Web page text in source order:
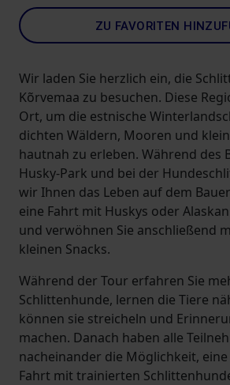
ZU FAVORITEN
Wir laden Sie herzlich ein, die
Kõrvemaa zu besuchen. Diese
Ort, um die estnische
dichten Wäldern, Mooren und
hautnah zu erleben. Während des
Husky-Park und bei der
wir Ihnen das Leben auf dem
eine Fahrt mit Huskys oder
und verwöhnen Sie anschließend
kleinen Snacks.
Während der Tour erfahren Sie
Schlittenhunde, lernen die Tiere
können sie streicheln und
machen. Danach haben alle
nacheinander die Möglichkeit,
Fahrt mit trainierten